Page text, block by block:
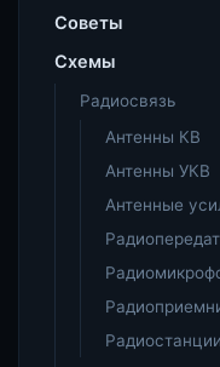
Советы
Схемы
Радиосвязь
Антенны КВ
Антенны УКВ
Антенные